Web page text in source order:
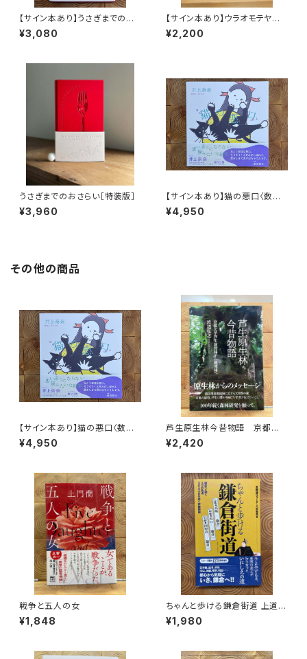
【サイン本あり】うさぎまでのお
さらい［通常版］
¥3,080
【サイン本あり】ウラオモテヤマ
ネコ
¥2,200
うさぎまでのおさらい［特装版］
¥3,960
【サイン本あり】猫の悪口〈数量
限定・オリジナルトート付き〉
¥4,950
その他の商品
【サイン本あり】猫の悪口〈数量
限定・オリジナルトート付き〉
¥4,950
芦生原生林今昔物語 京都大
学芦生演習林から研究林へ
¥2,420
戦争と五人の女
¥1,848
ちゃんと歩ける鎌倉街道 上道・
中道・下道
¥1,980